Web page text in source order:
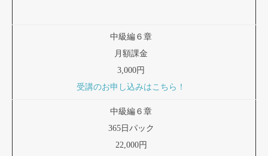
中級編６章
月額課金
3,000円
受講のお申し込みはこちら！
中級編６章
365日パック
22,000円